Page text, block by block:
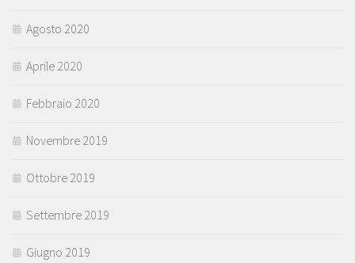
Agosto 2020
Aprile 2020
Febbraio 2020
Novembre 2019
Ottobre 2019
Settembre 2019
Giugno 2019